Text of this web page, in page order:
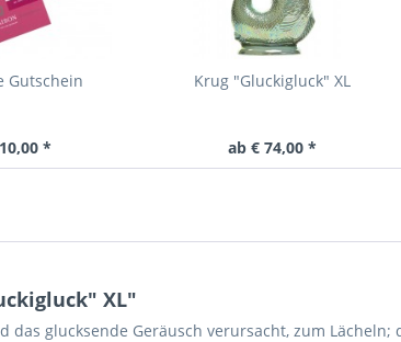
Gutschein
*
Krug "Gluckigluck" XL
ab € 74,00 *
XL"
glucksende Geräusch verursacht, zum